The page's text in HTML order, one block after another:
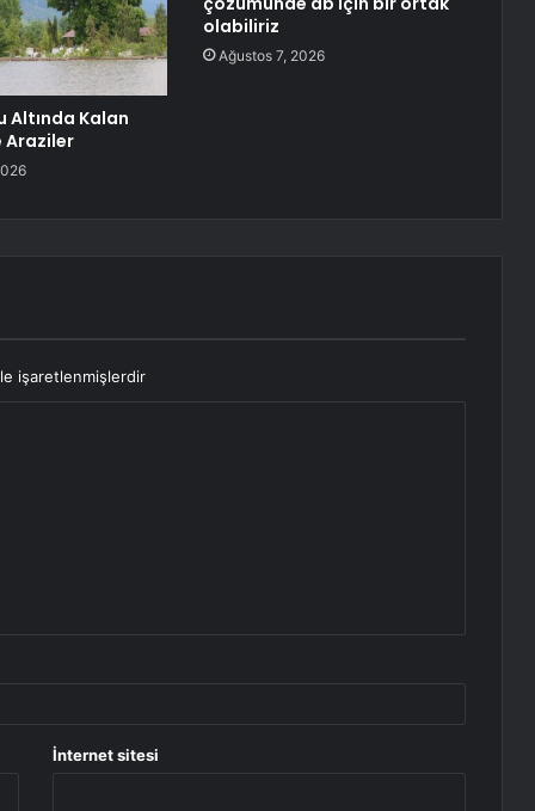
Altında Kalan
Araziler
olabiliriz
Ağustos 7, 2026
işaretlenmişlerdir
İnternet sitesi